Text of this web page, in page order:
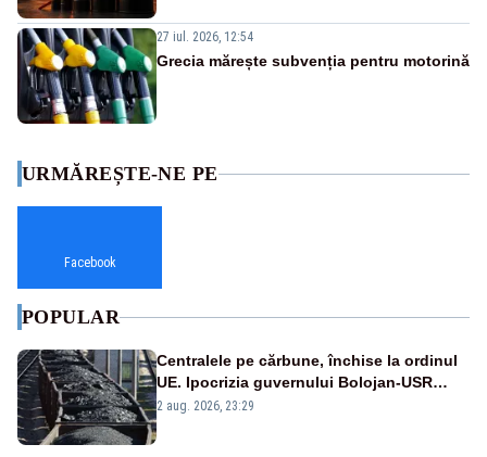
27 iul. 2026, 12:54
Grecia mărește subvenția pentru motorină
URMĂREȘTE-NE PE
Facebook
POPULAR
Centralele pe cărbune, închise la ordinul
UE. Ipocrizia guvernului Bolojan-USR
după starea de alertă
2 aug. 2026, 23:29